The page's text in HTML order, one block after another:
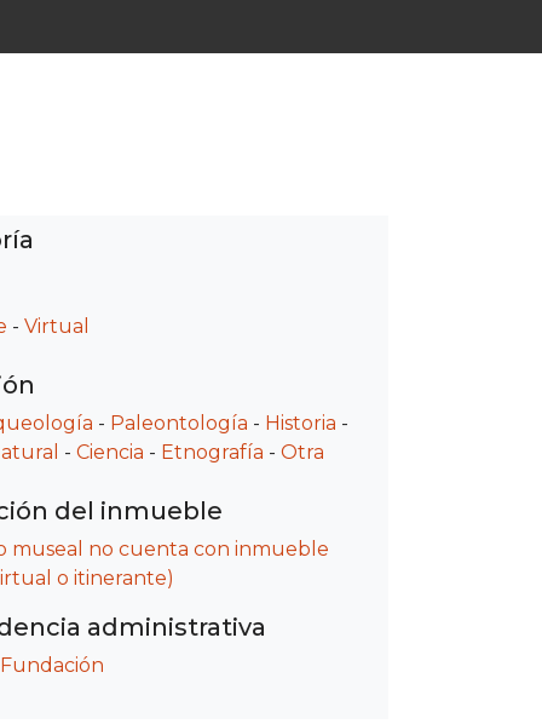
- Virtual
- Paleontología - Historia -
- Ciencia - Etnografía - Otra
del inmueble
museal no cuenta con inmueble
o itinerante)
administrativa
Fundación